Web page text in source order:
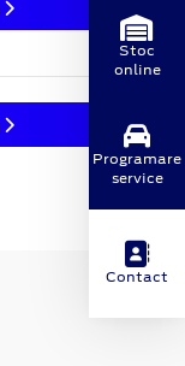
Stoc
online
Programare
service
Contact